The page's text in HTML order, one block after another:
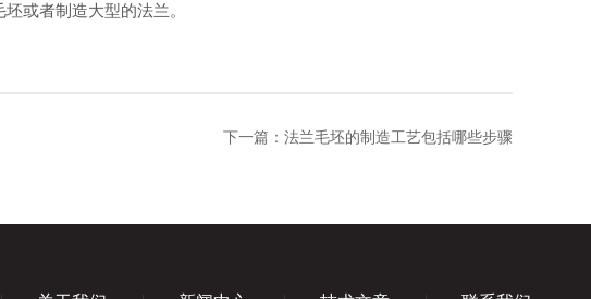
或者制造大型的法兰。
下一篇： 法兰毛坯的制造工艺包括哪些步骤